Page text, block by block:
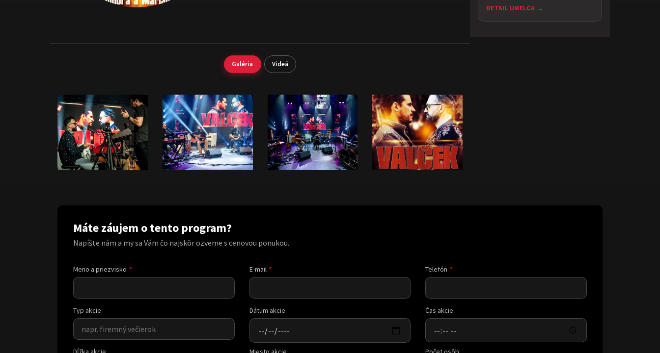
Galéria Videá
DETAIL UMELCA →
Máte záujem o tento program?
Napíšte nám a my sa Vám čo najskôr ozveme s cenovou ponukou.
Meno a priezvisko E-mail Telefón
Typ akcie Dátum akcie Čas akcie